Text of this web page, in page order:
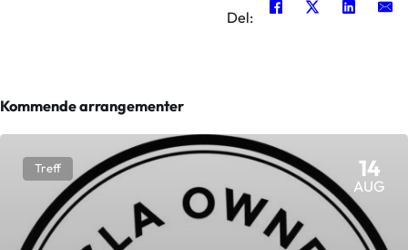
Del:
Kommende arrangementer
Treff 14
AUG